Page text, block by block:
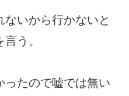
いから行かないと
う。
ったので嘘では無い